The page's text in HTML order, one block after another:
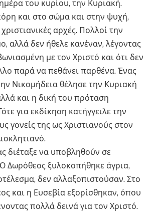
του κυρίου, την Κυριακή.
και στο σώμα και στην ψυχή,
αρχές. Πολλοί την
αλλά δεν ήθελε κανέναν, λέγοντας
με τον Χριστό και ότι δεν
παρά να πεθάνει παρθένα. Ένας
Νικομήδεια θέλησε την Κυριακή
και η δική του πρόταση
για εκδίκηση κατήγγειλε την
γονείς της ως Χριστιανούς στον
διέταξε να υποβληθούν σε
Δωρόθεος ξυλοκοπήθηκε άγρια,
δεν αλλαξοπιστούσαν. Στο
και η Ευσεβία εξορίσθηκαν, όπου
πολλά δεινά για τον Χριστό.